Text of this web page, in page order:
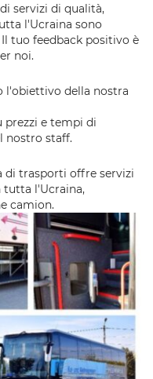
servizi di qualità,
l'Ucraina sono
tuo feedback positivo è
noi.
l'obiettivo della nostra
prezzi e tempi di
nostro staff.
di trasporti offre servizi
tutta l'Ucraina,
camion.